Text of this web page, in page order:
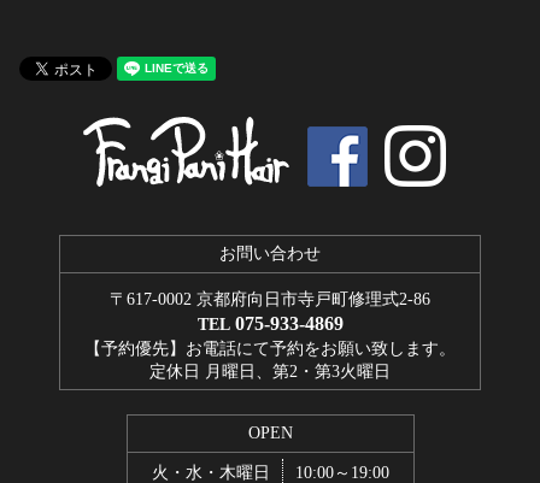
お問い合わせ
〒617-0002 京都府向日市寺戸町修理式2-86
TEL 075-933-4869
【予約優先】お電話にて予約をお願い致します。
定休日 月曜日、第2・第3火曜日
OPEN
火・水・木曜日
10:00～19:00